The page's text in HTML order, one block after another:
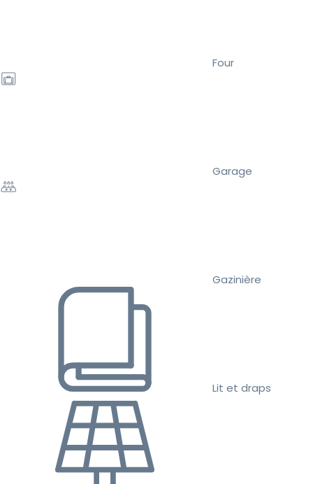
Four
Garage
Gazinière
Lit et draps